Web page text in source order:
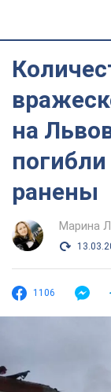
на
ранены
Марина
1106